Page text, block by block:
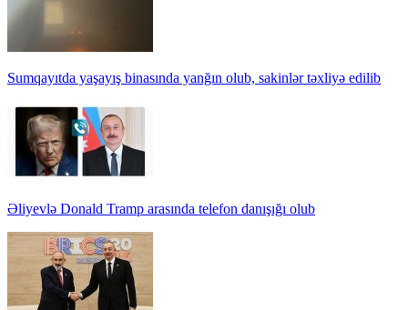
Sumqayıtda yaşayış binasında yanğın olub, sakinlər təxliyə edilib
Əliyevlə Donald Tramp arasında telefon danışığı olub